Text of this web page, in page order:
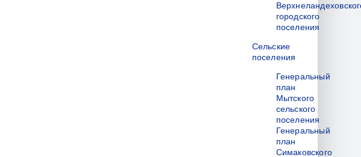
городского
поселения
Сельские
поселения
Генеральный
план
Мытского
сельского
поселения
Генеральный
план
Симаковского